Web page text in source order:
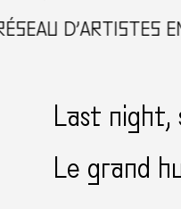
D’ARTISTES EN
Last night,
Le grand